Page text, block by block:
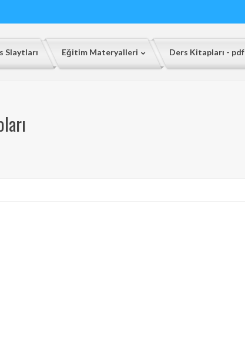
Slaytları Eğitim Materyalleri Ders Kitapları - pdf